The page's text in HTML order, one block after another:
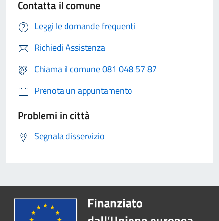
Contatta il comune
Leggi le domande frequenti
Richiedi Assistenza
Chiama il comune 081 048 57 87
Prenota un appuntamento
Problemi in città
Segnala disservizio